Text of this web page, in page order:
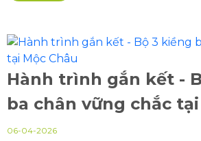
Hành trình gắn kết -
ba chân vững chắc
06-04-2026